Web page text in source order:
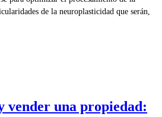
de la neuroplasticidad que serán,
vender una propiedad: